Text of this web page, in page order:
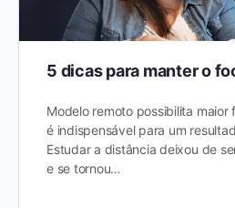
5 dicas para manter o
Modelo remoto possibilita
é indispensável para um
Estudar a distância deixou de
e se tornou…